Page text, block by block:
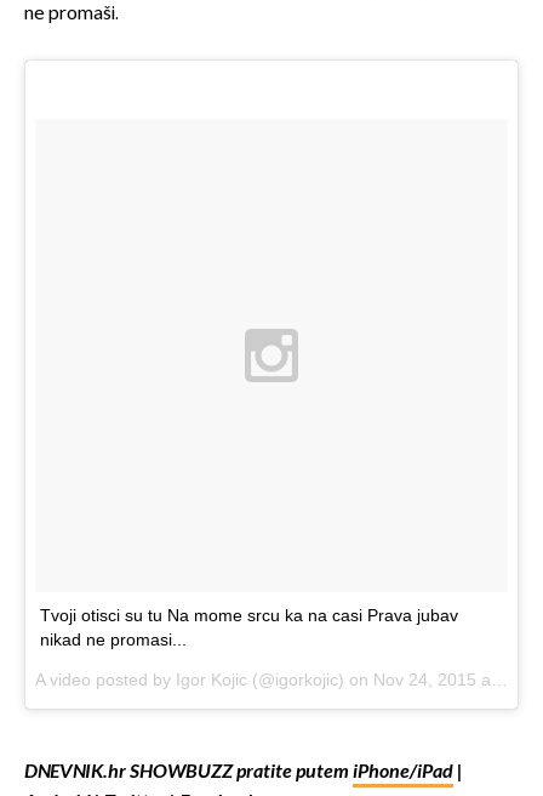
ne promaši.
Tvoji otisci su tu Na mome srcu ka na casi Prava jubav
nikad ne promasi...
A video posted by Igor Kojic (@igorkojic) on Nov 24, 2015 at 6:55am PST
DNEVNIK.hr SHOWBUZZ pratite putem iPhone/iPad |